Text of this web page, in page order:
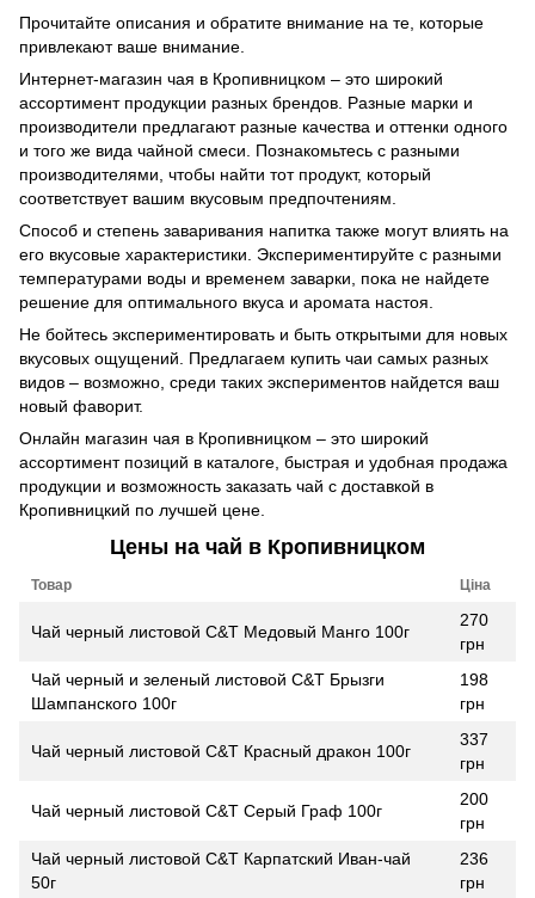
Прочитайте описания и обратите внимание на те, которые
привлекают ваше внимание.
Интернет-магазин чая в Кропивницком – это широкий
ассортимент продукции разных брендов. Разные марки и
производители предлагают разные качества и оттенки одного
и того же вида чайной смеси. Познакомьтесь с разными
производителями, чтобы найти тот продукт, который
соответствует вашим вкусовым предпочтениям.
Способ и степень заваривания напитка также могут влиять на
его вкусовые характеристики. Экспериментируйте с разными
температурами воды и временем заварки, пока не найдете
решение для оптимального вкуса и аромата настоя.
Не бойтесь экспериментировать и быть открытыми для новых
вкусовых ощущений. Предлагаем купить чаи самых разных
видов – возможно, среди таких экспериментов найдется ваш
новый фаворит.
Онлайн магазин чая в Кропивницком – это широкий
ассортимент позиций в каталоге, быстрая и удобная продажа
продукции и возможность заказать чай с доставкой в
Кропивницкий по лучшей цене.
Цены на чай в Кропивницком
Товар Ціна
Чай черный листовой C&T Медовый Манго 100г
270
грн
Чай черный и зеленый листовой C&T Брызги
Шампанского 100г
198
грн
Чай черный листовой C&T Красный дракон 100г
337
грн
Чай черный листовой C&T Серый Граф 100г
200
грн
Чай черный листовой C&T Карпатский Иван-чай
50г
236
грн